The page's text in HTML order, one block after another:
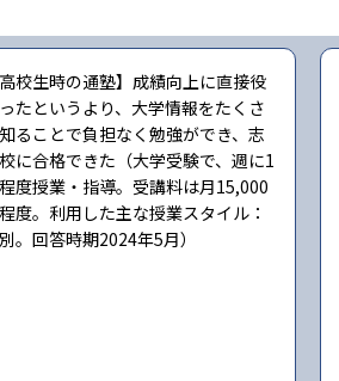
高校生時の通塾】成績向上に直接役
たというより、大学情報をたくさ
ることで負担なく勉強ができ、志
に合格できた（大学受験で、週に1
度授業・指導。受講料は月15,000
度。利用した主な授業スタイル：
。回答時期2024年5月）